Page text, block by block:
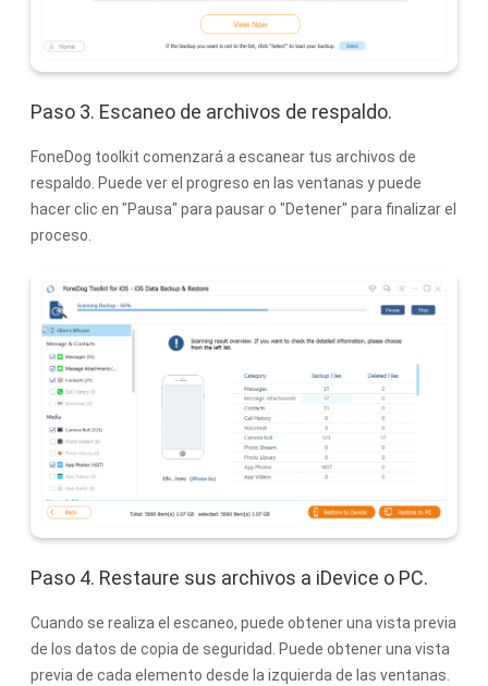
Paso 3. Escaneo de archivos de respaldo.
FoneDog toolkit comenzará a escanear tus archivos de
respaldo. Puede ver el progreso en las ventanas y puede
hacer clic en "Pausa" para pausar o "Detener" para finalizar el
proceso.
Paso 4. Restaure sus archivos a iDevice o PC.
Cuando se realiza el escaneo, puede obtener una vista previa
de los datos de copia de seguridad. Puede obtener una vista
previa de cada elemento desde la izquierda de las ventanas.